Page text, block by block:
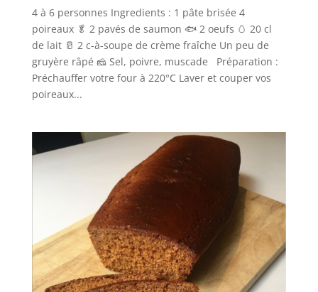
4 à 6 personnes Ingredients : 1 pâte brisée 4
poireaux 🥬 2 pavés de saumon 🐟 2 oeufs 🥚 20 cl
de lait 🥛 2 c-à-soupe de crème fraîche Un peu de
gruyère râpé 🧀 Sel, poivre, muscade Préparation :
Préchauffer votre four à 220°C Laver et couper vos
poireaux...